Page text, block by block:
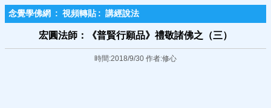
念覺學佛網 : 視頻轉貼 : 講經說法
宏圓法師：《普賢行願品》禮敬諸佛之（三）
時間:2018/9/30 作者:修心